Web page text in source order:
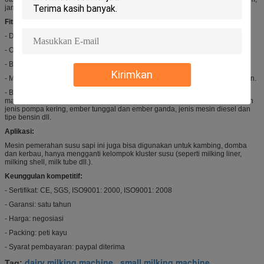
Kirimkan
jam vakum, dll.
Fitur:
- Dengan mobile wheel, fleksibel dan nyaman untuk pindah ke susu.
- Operasi dan pemeliharaan sederhana.
- Bucket 25L Milking, bahannya bisa stainless steel atau transparan.
- Motor tegangan berbeda untuk memenuhi berbagai negara untuk digunakan.
- Berbagai jenis
masing, jenis pompa vakum dan jenis pompa piston, pompa vakum pisau dan
jenis pompa kering, ember tunggal dan ember ganda, jenis mesin diesel dan
tipe bensin dll.
Aplikasi:
Mesin pemerahan susu sapi ini juga bisa digunakan untuk kambing, domba
dan kerbau, hanya mengganti kelompok kluster susu (seperti milking liner,
milking shell, milk tube dll.).
Keunggulan kompetitif:
- Sertifikat: CE, SGS, ISO9001: 2000, ISO9001: 2008
- Garansi: satu tahun
- Harga: negosiasi
- Packing: peti kayu
- Syarat pembayaran: paypal diterima